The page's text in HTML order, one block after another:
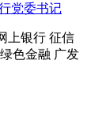
党委书记
上银行 征信
绿色金融 广发